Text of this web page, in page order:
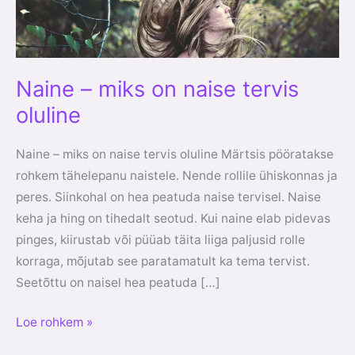
Naine – miks on naise tervis
oluline
Naine – miks on naise tervis oluline Märtsis pööratakse
rohkem tähelepanu naistele. Nende rollile ühiskonnas ja
peres. Siinkohal on hea peatuda naise tervisel. Naise
keha ja hing on tihedalt seotud. Kui naine elab pidevas
pinges, kiirustab või püüab täita liiga paljusid rolle
korraga, mõjutab see paratamatult ka tema tervist.
Seetõttu on naisel hea peatuda […]
tervis
oluline
Loe rohkem »